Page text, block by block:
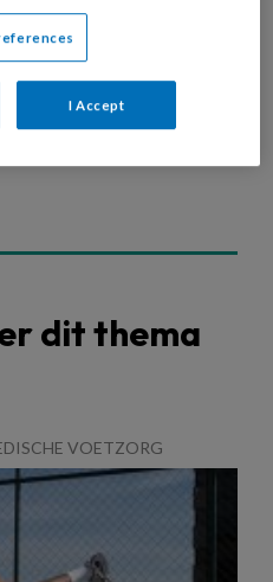
dit thema
VOETZORG
I Accept